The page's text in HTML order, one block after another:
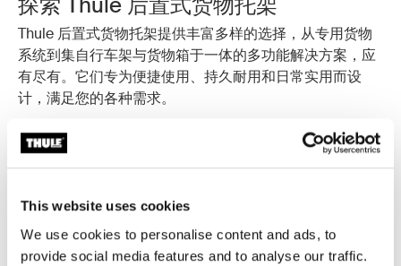
This website uses cookies
We use cookies to personalise content and ads, to
provide social media features and to analyse our traffic.
Thule 后置式货物托架提供丰富多样的选择，从专用货物
系统到集自行车架与货物箱于一体的多功能解决方案，应
有尽有。它们专为便捷使用、持久耐用和日常实用而设
计，满足您的各种需求。
Thule Arcos
Thule Arcos 采用流线型外观设计和坚固耐用的硬壳材
加轻松便捷。
Thule Santu
Thule Santu 可安装在 Thule 自行车托架上，将您的自行